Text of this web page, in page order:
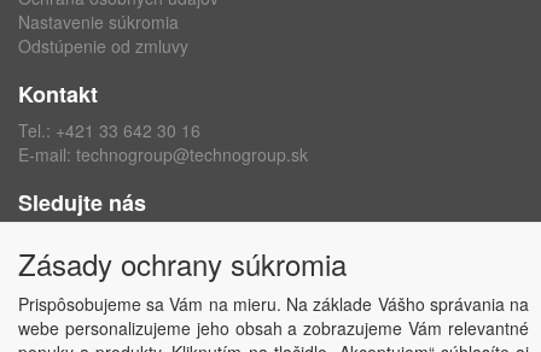
Nastavenie súkromia
Odstúpenie od zmluvy
Kontakt
Tel.: +421 33 642 30 16
E-mail: technogroup@technogroup.sk
Sledujte nás
Instagram
Zásady ochrany súkromia
Prispôsobujeme sa Vám na mieru. Na základe Vášho správania na
webe personalizujeme jeho obsah a zobrazujeme Vám relevantné